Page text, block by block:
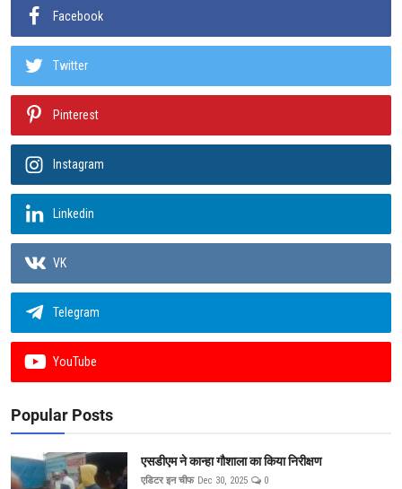
Facebook
Twitter
Pinterest
Instagram
Linkedin
VK
Telegram
YouTube
Popular Posts
एसडीएम ने कान्हा गौशाला का किया निरीक्षण
एडिटर इन चीफ Dec 30, 2025 0